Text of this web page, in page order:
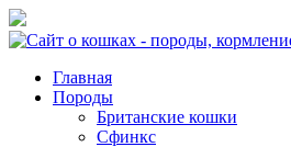
Главная
Породы
Британские кошки
Сфинкс